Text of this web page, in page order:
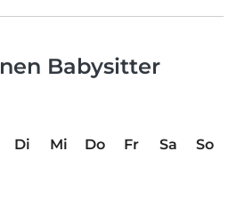
Babysitter
Di Mi Do Fr Sa
So